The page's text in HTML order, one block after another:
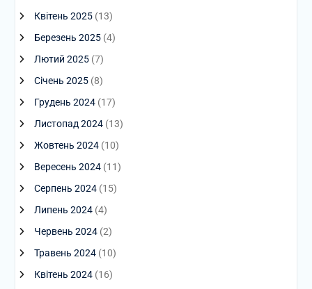
Квітень 2025(13)
Березень 2025(4)
Лютий 2025(7)
Січень 2025(8)
Грудень 2024(17)
Листопад 2024(13)
Жовтень 2024(10)
Вересень 2024(11)
Серпень 2024(15)
Липень 2024(4)
Червень 2024(2)
Травень 2024(10)
Квітень 2024(16)